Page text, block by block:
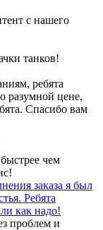
с нашего
танков!
ребята
разумной цене,
Спасибо вам
чем
заказа я был
Ребята
как надо!
проблем и